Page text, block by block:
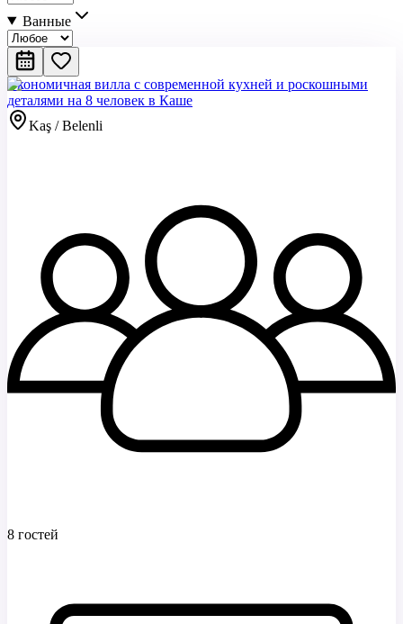
Ванные
Экономичная вилла с современной кухней и роскошными
деталями на 8 человек в Каше
Kaş / Belenli
8 гостей